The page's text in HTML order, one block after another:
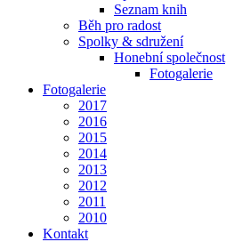
Seznam knih
Běh pro radost
Spolky & sdružení
Honební společnost
Fotogalerie
Fotogalerie
2017
2016
2015
2014
2013
2012
2011
2010
Kontakt